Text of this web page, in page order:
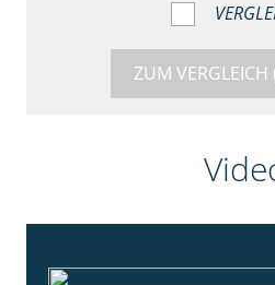
ZUM VERGLEICH